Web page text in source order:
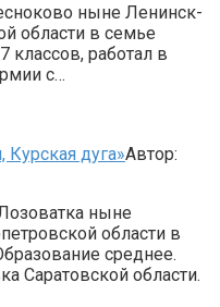
ныне Ленинск-
области в семье
классов, работал в
с…
Курская дуга»Автор:
ныне
области в
среднее.
Саратовской области.